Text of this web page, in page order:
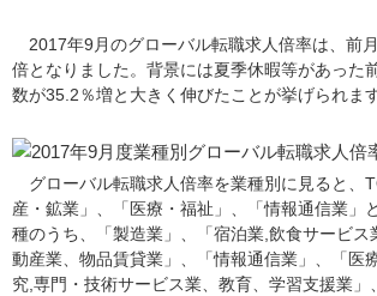
2017年9月のグローバル転職求人倍率は、前
倍となりました。背景には夏季休暇等があった
数が35.2％増と大きく伸びたことが挙げられます
グローバル転職求人倍率を業種別に見ると、
産・鉱業」、「医療・福祉」、「情報通信業」
種のうち、「製造業」、「宿泊業,飲食サービス
動産業、物品賃貸業」、「情報通信業」、「医
究,専門・技術サービス業、教育、学習支援業」